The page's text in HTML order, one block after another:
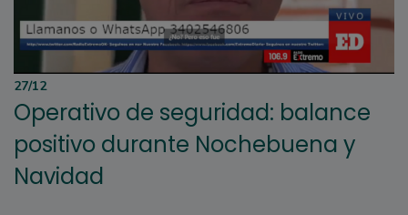
27/12
Operativo de seguridad: balance
positivo durante Nochebuena y
Navidad